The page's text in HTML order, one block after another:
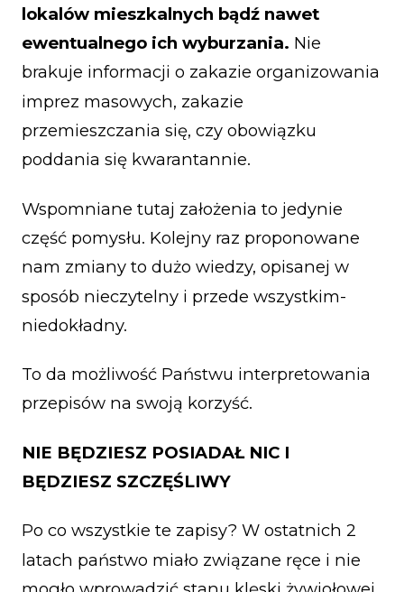
lokalów mieszkalnych bądź nawet
ewentualnego ich wyburzania. Nie
brakuje informacji o zakazie organizowania
imprez masowych, zakazie
przemieszczania się, czy obowiązku
poddania się kwarantannie.
Wspomniane tutaj założenia to jedynie
część pomysłu. Kolejny raz proponowane
nam zmiany to dużo wiedzy, opisanej w
sposób nieczytelny i przede wszystkim-
niedokładny.
To da możliwość Państwu interpretowania
przepisów na swoją korzyść.
NIE BĘDZIESZ POSIADAŁ NIC I
BĘDZIESZ SZCZĘŚLIWY
Po co wszystkie te zapisy? W ostatnich 2
latach państwo miało związane ręce i nie